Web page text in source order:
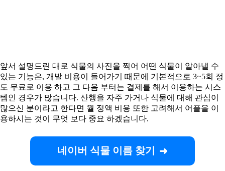
앞서 설명드린 대로 식물의 사진을 찍어 어떤 식물이 알아낼 수
있는 기능은, 개발 비용이 들어가기 때문에 기본적으로 3~5회 정
도 무료로 이용 하고 그 다음 부터는 결제를 해서 이용하는 시스
템인 경우가 많습니다. 산행을 자주 가거나 식물에 대해 관심이
많으신 분이라고 한다면 월 정액 비용 또한 고려해서 어플을 이
용하시는 것이 무엇 보다 중요 하겠습니다.
네이버 식물 이름 찾기